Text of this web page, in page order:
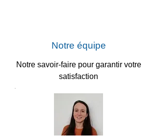
Notre équipe
Notre savoir-faire pour garantir votre
satisfaction